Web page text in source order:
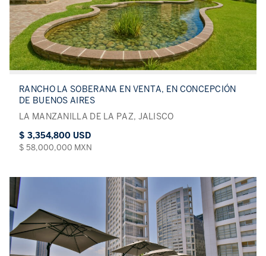
RANCHO LA SOBERANA EN VENTA, EN CONCEPCIÓN
DE BUENOS AIRES
LA MANZANILLA DE LA PAZ, JALISCO
$ 3,354,800 USD
$ 58,000,000 MXN